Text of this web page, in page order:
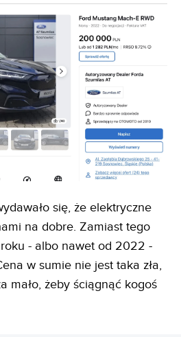
się, że elektryczne
na dobre. Zamiast tego
- albo nawet od 2022 -
w sumie nie jest taka zła,
mało, żeby ściągnąć kogoś